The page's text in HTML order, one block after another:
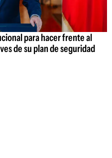
para hacer frente al
de su plan de seguridad